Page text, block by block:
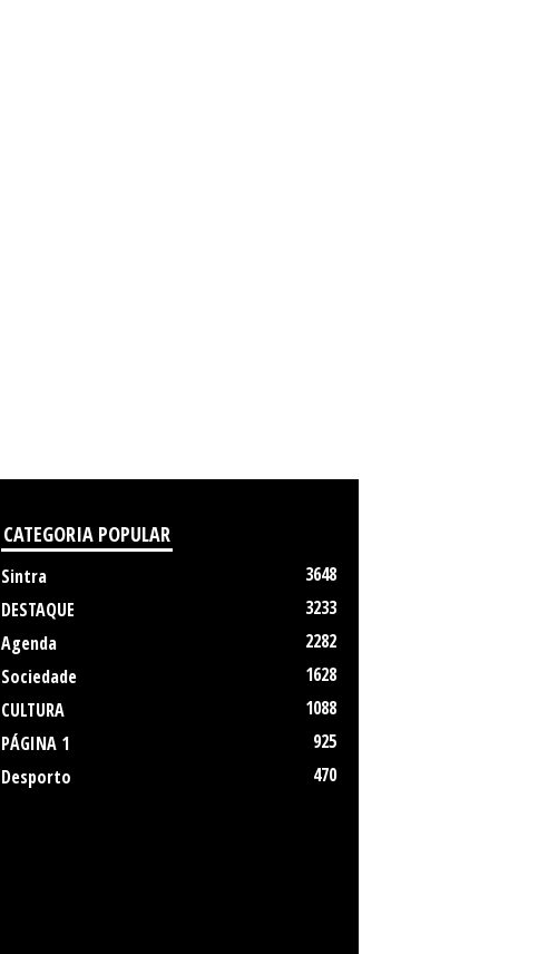
CATEGORIA POPULAR
Sintra
3648
DESTAQUE
3233
Agenda
2282
Sociedade
1628
CULTURA
1088
PÁGINA 1
925
Desporto
470